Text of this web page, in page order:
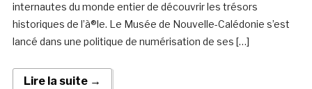
internautes du monde entier de découvrir les trésors
historiques de l’à®le. Le Musée de Nouvelle-Calédonie s’est
lancé dans une politique de numérisation de ses […]
Lire la suite →